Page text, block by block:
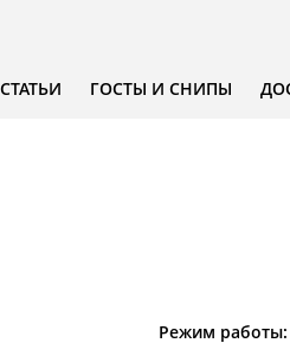
СТАТЬИ ГОСТЫ И СНИПЫ
Режим работы: